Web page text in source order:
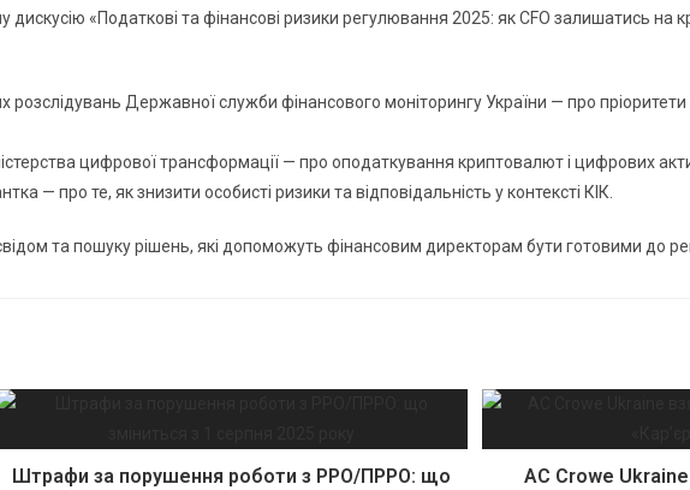
«Податкові та фінансові ризики регулювання 2025: як CFO залишатись на
Державної служби фінансового моніторингу України — про пріоритети
цифрової трансформації — про оподаткування криптовалют і цифрових
— про те, як знизити особисті ризики та відповідальність у контексті КІК.
та пошуку рішень, які допоможуть фінансовим директорам бути готовими до
Штрафи за порушення роботи з РРО/ПРРО: що
AC Crowe